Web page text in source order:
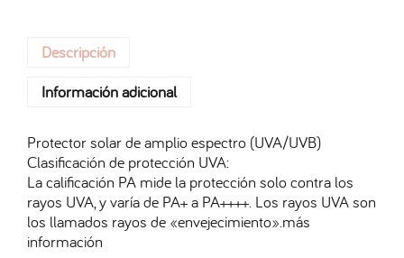
Descripción
Información adicional
Protector solar de amplio espectro (UVA/UVB)
Clasificación de protección UVA:
La calificación PA mide la protección solo contra los
rayos UVA, y varía de PA+ a PA++++. Los rayos UVA son
los llamados rayos de «envejecimiento».más
información